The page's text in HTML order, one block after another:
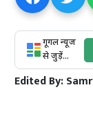
गूगल न्यूज
से जुड़ें...
Edited By: